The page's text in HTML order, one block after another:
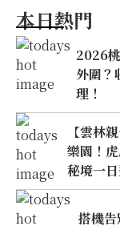
本日熱門
2026
外圍？
理！
【雲林
樂園！
秘境一
搭機告